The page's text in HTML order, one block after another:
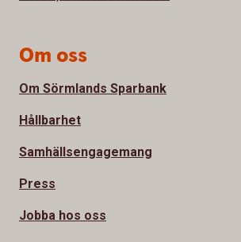
Om oss
Om Sörmlands Sparbank
Hållbarhet
Samhällsengagemang
Press
Jobba hos oss